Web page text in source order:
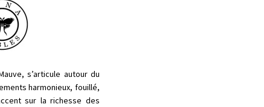
s’articule autour du
harmonieux, fouillé,
sur la richesse des